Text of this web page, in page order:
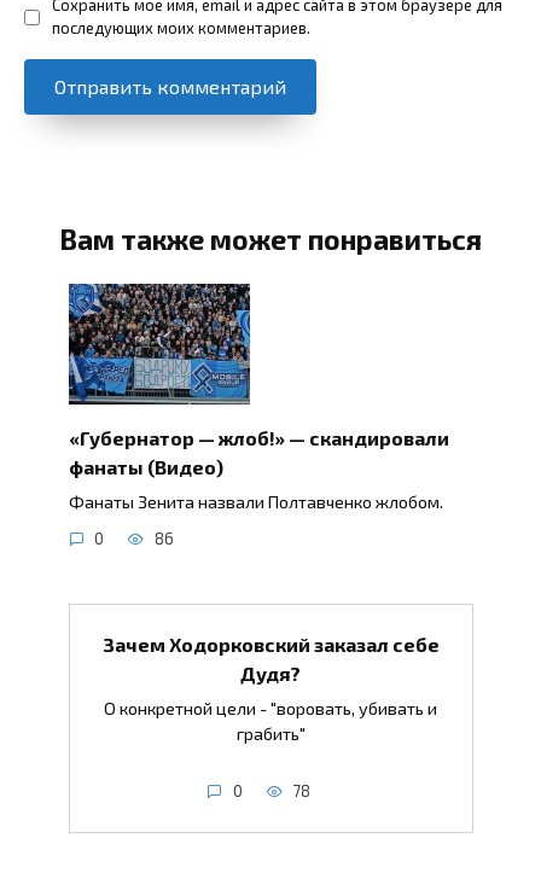
Сохранить моё имя, email и адрес сайта в этом браузере для
последующих моих комментариев.
Вам также может понравиться
«Губернатор — жлоб!» — скандировали
фанаты (Видео)
Фанаты Зенита назвали Полтавченко жлобом.
0 86
Зачем Ходорковский заказал себе
Дудя?
О конкретной цели - "воровать, убивать и
грабить"
0 78